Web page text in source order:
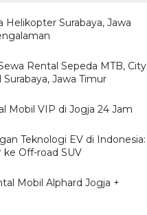
Helikopter Surabaya, Jawa
Rental Sepeda MTB, City
Jawa Timur
Mobil VIP di Jogja 24 Jam
Teknologi EV di Indonesia:
ke Off-road SUV
Mobil Alphard Jogja +